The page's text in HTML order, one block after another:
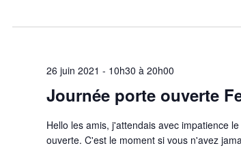
26 juin 2021 - 10h30 à 20h00
Journée porte ouverte
Hello les amis, j'attendais avec impatience
ouverte. C'est le moment si vous n'avez